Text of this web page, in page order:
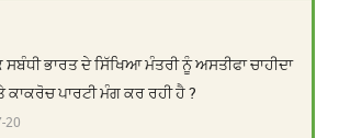
ਸਬੰਧੀ ਭਾਰਤ ਦੇ ਸਿੱਖਿਆ ਮੰਤਰੀ ਨੂੰ ਅਸਤੀਫਾ ਚਾਹੀਦਾ
ਕਾਕਰੋਚ ਪਾਰਟੀ ਮੰਗ ਕਰ ਰਹੀ ਹੈ ?
20